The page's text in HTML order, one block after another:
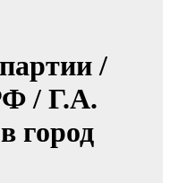
/
/ Г.А.
город